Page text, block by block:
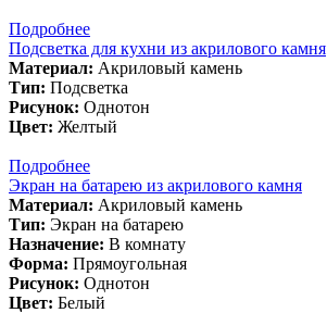
Подробнее
Подсветка для кухни из акрилового камня
Материал: Акриловый камень
Тип: Подсветка
Рисунок: Однотон
Цвет: Желтый
Подробнее
Экран на батарею из акрилового камня
Материал: Акриловый камень
Тип: Экран на батарею
Назначение: В комнату
Форма: Прямоугольная
Рисунок: Однотон
Цвет: Белый